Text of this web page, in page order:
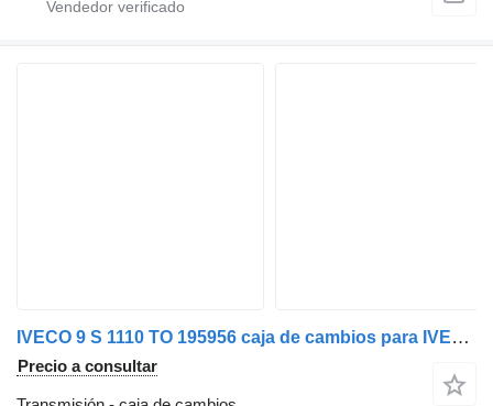
IVECO 9 S 1110 TO 195956 caja de cambios para IVECO Eurocargo 150E28 camión
Precio a consultar